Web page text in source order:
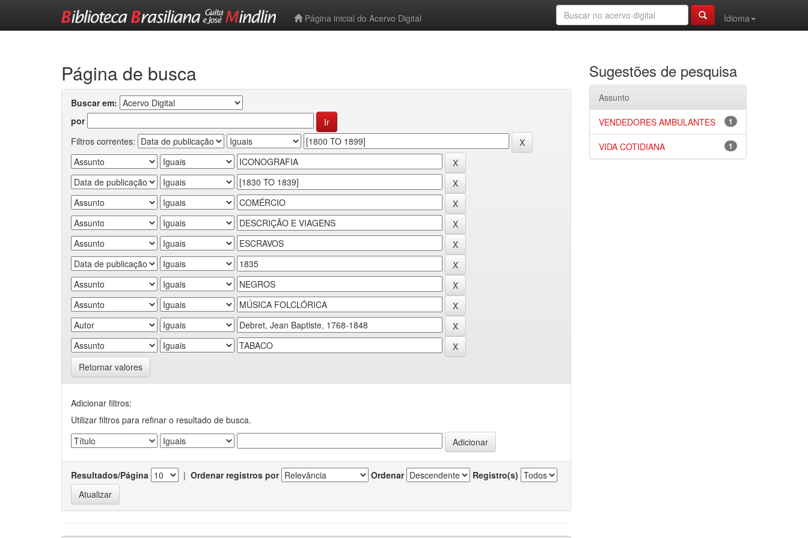
Página inicial do Acervo Digital
Idioma
Página de busca
Buscar em:
por
Filtros correntes:
Retornar valores
Adicionar filtros:
Utilizar filtros para refinar o resultado de busca.
Resultados/Página | Ordenar registros por Ordenar Registro(s)
Sugestões de pesquisa
Assunto
1
VENDEDORES AMBULANTES
1
VIDA COTIDIANA